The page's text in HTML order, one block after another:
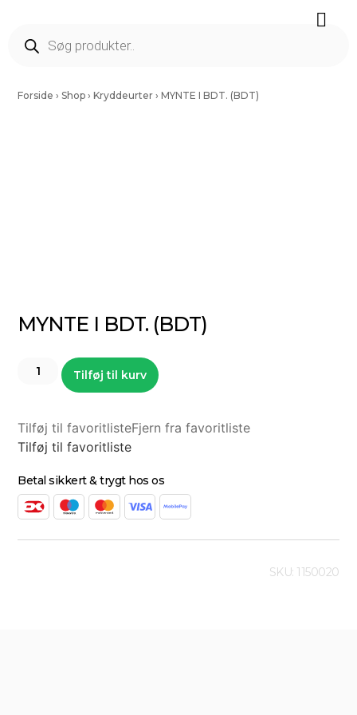
Forside ›Shop ›Kryddeurter ›MYNTE I BDT. (BDT)
MYNTE I BDT. (BDT)
Tilføj til kurv
Tilføj til favoritlisteFjern fra favoritliste
Tilføj til favoritliste
Betal sikkert & trygt hos os
SKU: 1150020